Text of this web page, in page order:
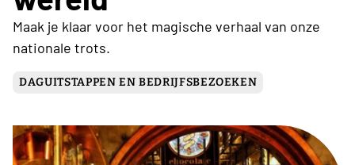
Maak je klaar voor het magische verhaal van onze
nationale trots.
DAGUITSTAPPEN EN BEDRIJFSBEZOEKEN